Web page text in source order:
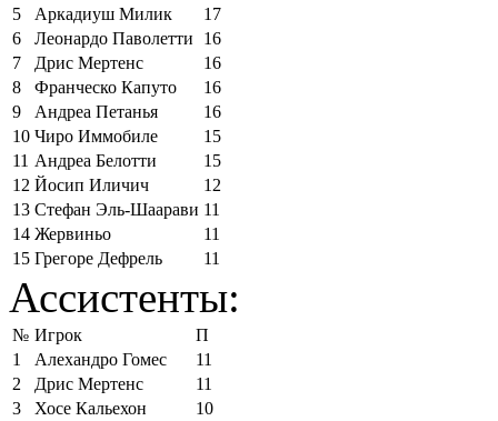
5
Аркадиуш Милик
17
6
Леонардо Паволетти
16
7
Дрис Мертенс
16
8
Франческо Капуто
16
9
Андреа Петанья
16
10 Чиро Иммобиле
15
11 Андреа Белотти
15
12 Йосип Иличич
12
13 Стефан Эль-Шаарави 11
14 Жервиньо
11
15 Грегоре Дефрель 11
Ассистенты:
№ Игрок
П
1
Алехандро Гомес
11
2
Дрис Мертенс
11
3
Хосе Кальехон
10